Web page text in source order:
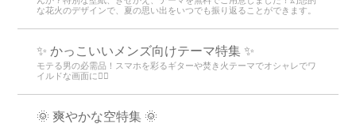
な花火のデザインで、夏の思い出をいつでも振り返ることができます。
✨ かっこいいメンズ向けテーマ特集 ✨
モテる男の必需品！スマホを彩るギターや焚き火テーマでオシャレでワ
イルドな画面に👍🏻
🌞 爽やかな空特集 🌞